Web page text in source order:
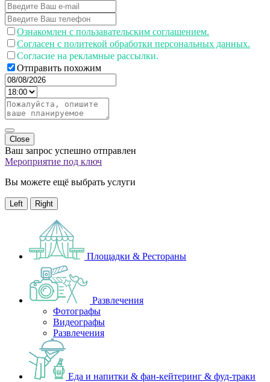
Ознакомлен с пользавательским соглашением.
Согласен с политекой обработки персональных данных.
Согласие на рекламные рассылки.
Отправить похожим
Close
Ваш запрос успешно отправлен
Мероприятие под ключ
Вы можете ещё выбрать услуги
Left Right
Площадки & Рестораны
Развлечения
Фотографы
Видеографы
Развлечения
Еда и напитки & фан-кейтеринг & фуд-траки